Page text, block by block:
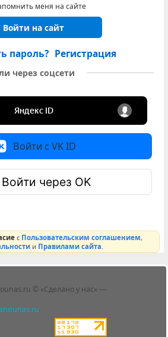
меня на сайте
Войти на сайт
пароль? Регистрация
через соцсети
Войти с VK ID
Войти через OK
с Пользовательским соглашением,
и Правилами сайта
© «Сделано у нас» —